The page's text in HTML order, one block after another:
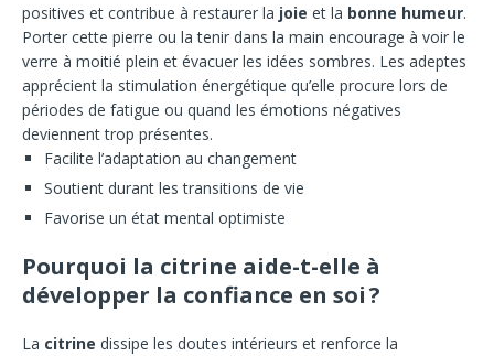
positives et contribue à restaurer la joie et la bonne humeur.
Porter cette pierre ou la tenir dans la main encourage à voir le
verre à moitié plein et évacuer les idées sombres. Les adeptes
apprécient la stimulation énergétique qu’elle procure lors de
périodes de fatigue ou quand les émotions négatives
deviennent trop présentes.
Facilite l’adaptation au changement
Soutient durant les transitions de vie
Favorise un état mental optimiste
Pourquoi la citrine aide-t-elle à
développer la confiance en soi ?
La citrine dissipe les doutes intérieurs et renforce la